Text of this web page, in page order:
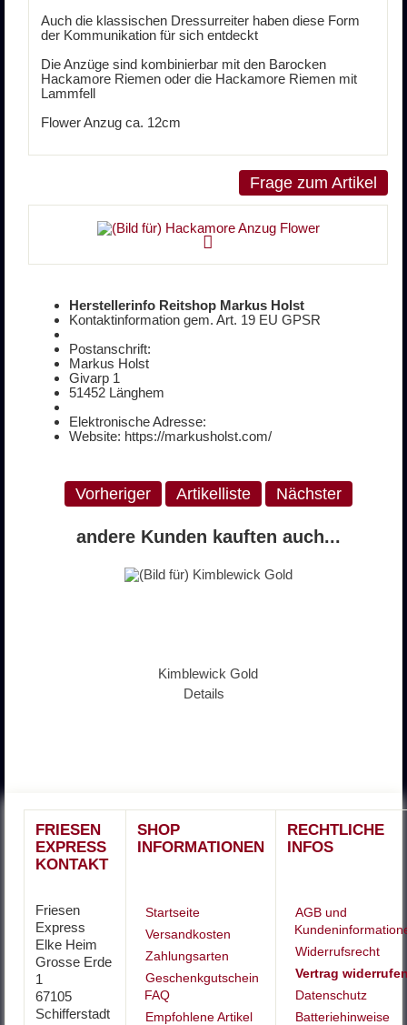
Auch die klassischen Dressurreiter haben diese Form
der Kommunikation für sich entdeckt
Die Anzüge sind kombinierbar mit den Barocken
Hackamore Riemen oder die Hackamore Riemen mit
Lammfell
Flower Anzug ca. 12cm
Frage zum Artikel
Herstellerinfo Reitshop Markus Holst
Kontaktinformation gem. Art. 19 EU GPSR
Postanschrift:
Markus Holst
Givarp 1
51452 Länghem
Elektronische Adresse:
Website: https://markusholst.com/
Vorheriger Artikelliste Nächster
andere Kunden kauften auch...
Kimblewick Gold
Details
FRIESEN
EXPRESS
KONTAKT
SHOP
INFORMATIONEN
RECHTLICHE
INFOS
Friesen
Express
Elke Heim
Grosse Erde
1
67105
Schifferstadt
Startseite
Versandkosten
Zahlungsarten
Geschenkgutschein
FAQ
Empfohlene Artikel
AGB und
Widerrufsrecht
Vertrag
Datenschutz
Batteriehinweise